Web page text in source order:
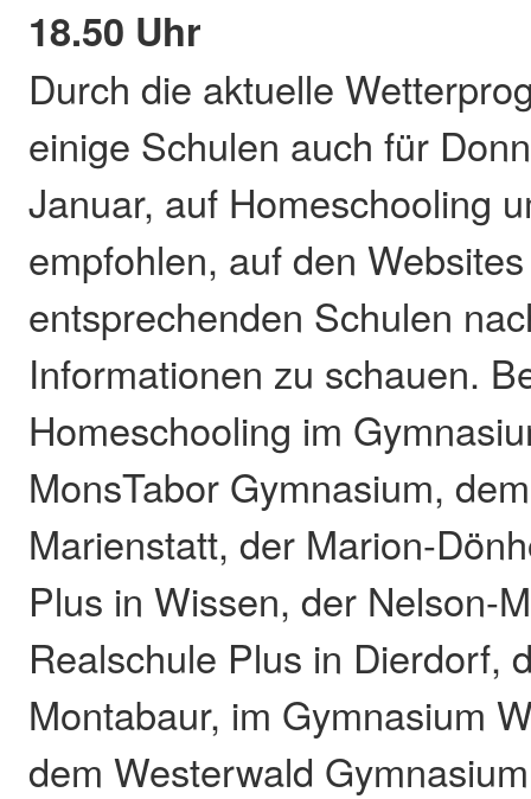
18.50 Uhr
Durch die aktuelle
einige Schulen auch für
Januar, auf Homeschooling
empfohlen, auf den
entsprechenden Schulen
Informationen zu schauen.
Homeschooling im
MonsTabor Gymnasium,
Marienstatt, der Marion-
Plus in Wissen, der Nelson-
Realschule Plus in Dierdorf,
Montabaur, im Gymnasium
dem Westerwald